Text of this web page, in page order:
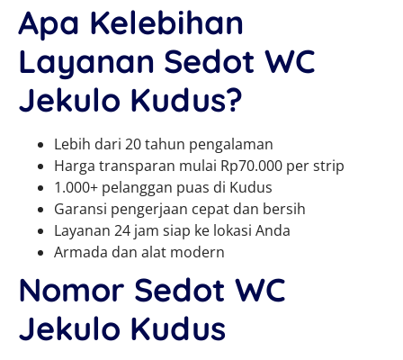
Apa Kelebihan
Layanan Sedot WC
Jekulo Kudus?
Lebih dari 20 tahun pengalaman
Harga transparan mulai Rp70.000 per strip
1.000+ pelanggan puas di Kudus
Garansi pengerjaan cepat dan bersih
Layanan 24 jam siap ke lokasi Anda
Armada dan alat modern
Nomor Sedot WC
Jekulo Kudus